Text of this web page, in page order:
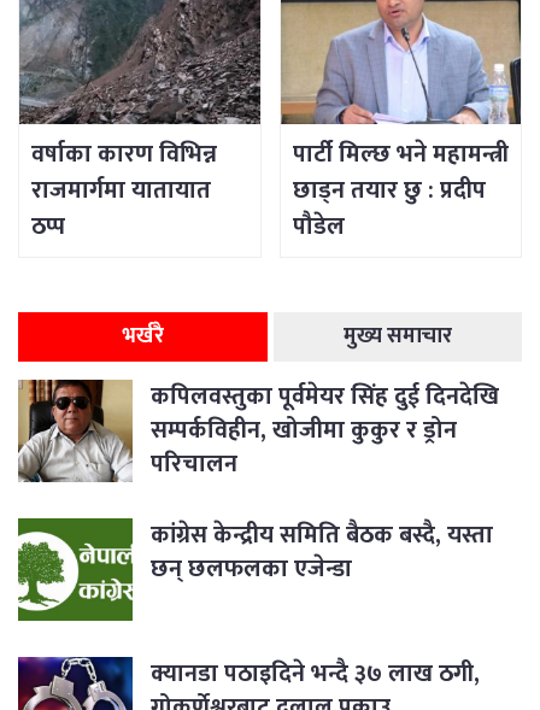
वर्षाका कारण विभिन्न
राजमार्गमा यातायात
ठप्प
पार्टी मिल्छ भने महामन्त्री
छाड्न तयार छु : प्रदीप
पौडेल
भर्खरै मुख्य समाचार
कपिलवस्तुका पूर्वमेयर सिंह दुई दिनदेखि
सम्पर्कविहीन, खोजीमा कुकुर र ड्रोन
परिचालन
कांग्रेस केन्द्रीय समिति बैठक बस्दै, यस्ता
छन् छलफलका एजेन्डा
क्यानडा पठाइदिने भन्दै ३७ लाख ठगी,